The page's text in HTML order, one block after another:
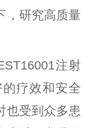
，研究高质量
注射
疗效和安全
也受到众多患